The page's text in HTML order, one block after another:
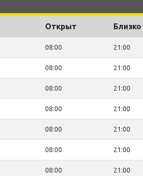
Открыт Близко
08:00 21:00
08:00 21:00
08:00 21:00
08:00 21:00
08:00 21:00
08:00 21:00
08:00 21:00